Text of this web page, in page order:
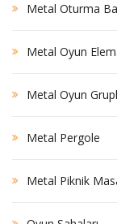
Metal Oturma
Metal Oyun
Metal Oyun
Metal Pergole
Metal Piknik